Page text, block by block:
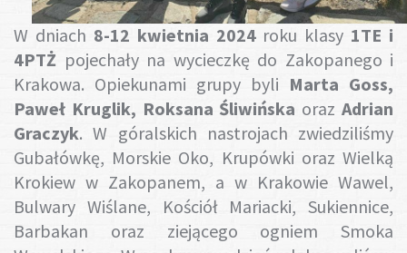
W dniach 8-12 kwietnia 2024 roku klasy 1TE i
4PTŻ pojechały na wycieczkę do Zakopanego i
Krakowa. Opiekunami grupy byli Marta Goss,
Paweł Kruglik, Roksana Śliwińska orazAdrian
Graczyk. W góralskich nastrojach zwiedziliśmy
Gubałówkę, Morskie Oko, Krupówki oraz Wielką
Krokiew w Zakopanem, a w Krakowie Wawel,
Bulwary Wiślane, Kościół Mariacki, Sukiennice,
Barbakan oraz ziejącego ogniem Smoka